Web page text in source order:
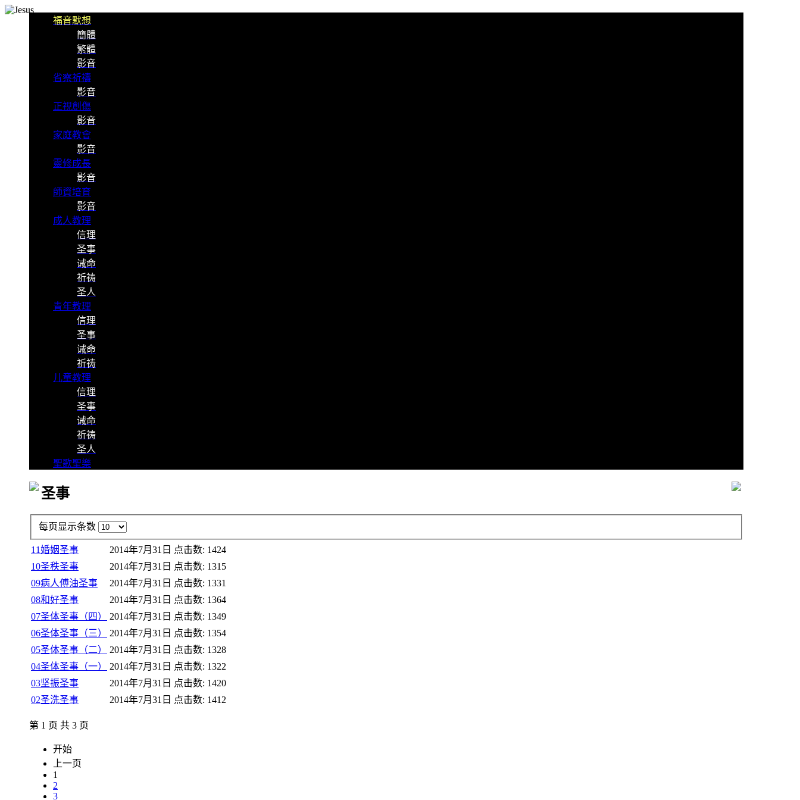
福音默想
簡體
繁體
影音
省察祈禱
影音
正視創傷
影音
家庭教會
影音
靈修成長
影音
師資培育
影音
成人教理
信理
圣事
诫命
祈祷
圣人
青年教理
信理
圣事
诫命
祈祷
儿童教理
信理
圣事
诫命
祈祷
圣人
聖歌聖樂
圣事
每页显示条数
11婚姻圣事 2014年7月31日 点击数: 1424
10圣秩圣事
2014年7月31日 点击数: 1315
09病人傅油圣事
2014年7月31日 点击数: 1331
08和好圣事
2014年7月31日 点击数: 1364
07圣体圣事（四）
2014年7月31日 点击数: 1349
06圣体圣事（三）
2014年7月31日 点击数: 1354
05圣体圣事（二）
2014年7月31日 点击数: 1328
04圣体圣事（一）
2014年7月31日 点击数: 1322
03坚振圣事
2014年7月31日 点击数: 1420
02圣洗圣事
2014年7月31日 点击数: 1412
第 1 页 共 3 页
开始
上一页
1
2
3